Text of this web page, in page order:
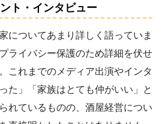
ト・インタビュー
についてあまり詳しく語っていま
ライバシー保護のため詳細を伏せ
これまでのメディア出演やインタ
た」「家族はとても仲がいい」と
れているものの、酒屋経営につい